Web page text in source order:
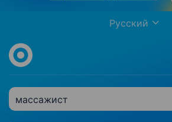
Русский
массажист